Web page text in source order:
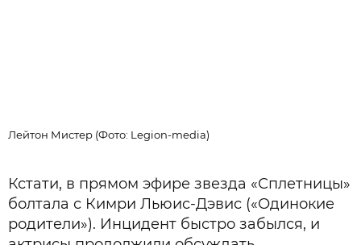
Лейтон Мистер (Фото: Legion-media)
Кстати, в прямом эфире звезда «Сплетницы»
болтала с Кимри Льюис-Дэвис («Одинокие
родители»). Инцидент быстро забылся, и